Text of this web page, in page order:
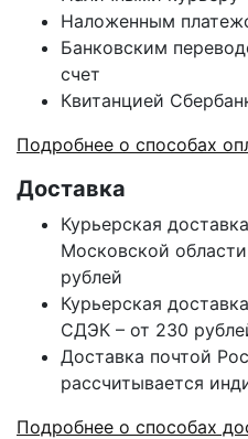
Наложенным
Банковским
счет
Квитанцией
Подробнее о способах
Доставка
Курьерская
Московской
рублей
Курьерская
СДЭК – от 230
Доставка почтой
рассчитывается
Подробнее о способах